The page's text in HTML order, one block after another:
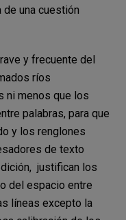
una cuestión
y frecuente del
ríos
ni menos que los
palabras, para que
y los renglones
de texto
justifican los
del espacio entre
líneas excepto la